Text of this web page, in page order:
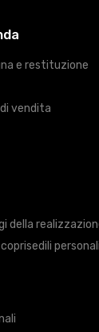
e restituzione
vendita
della